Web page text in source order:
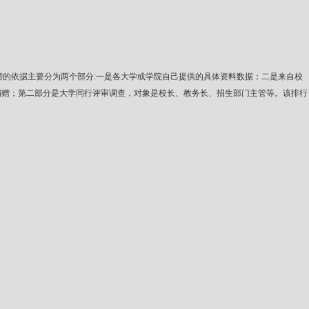
依据主要分为两个部分:一是各大学或学院自己提供的具体资料数据；二是来自校
；第二部分是大学同行评审调查，对象是校长、教务长、招生部门主管等。该排行